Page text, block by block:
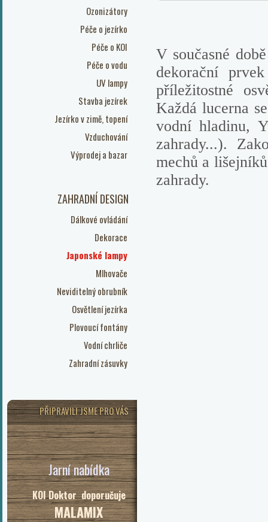
Ozonizátory
Péče o jezírko
Péče o KOI
Péče o vodu
UV lampy
Stavba jezírek
Jezírko v zimě, topení
Vzduchování
Výprodej a bazar
ZAHRADNÍ DESIGN
Dálkové ovládání
Dekorace
Japonské lampy
Mlhovače
Neviditelný obrubník
Osvětlení jezírka
Plovoucí fontány
Vodní chrliče
Zahradní zásuvky
PŘIPRAVILI JSME PRO VÁS
Jarní nabídka
KOI Doktor doporučuje
MALAMIX
V současné
dekorační
příležitostné
Každá lucerna
vodní hladinu,
zahrady...).
mechů a
zahrady.